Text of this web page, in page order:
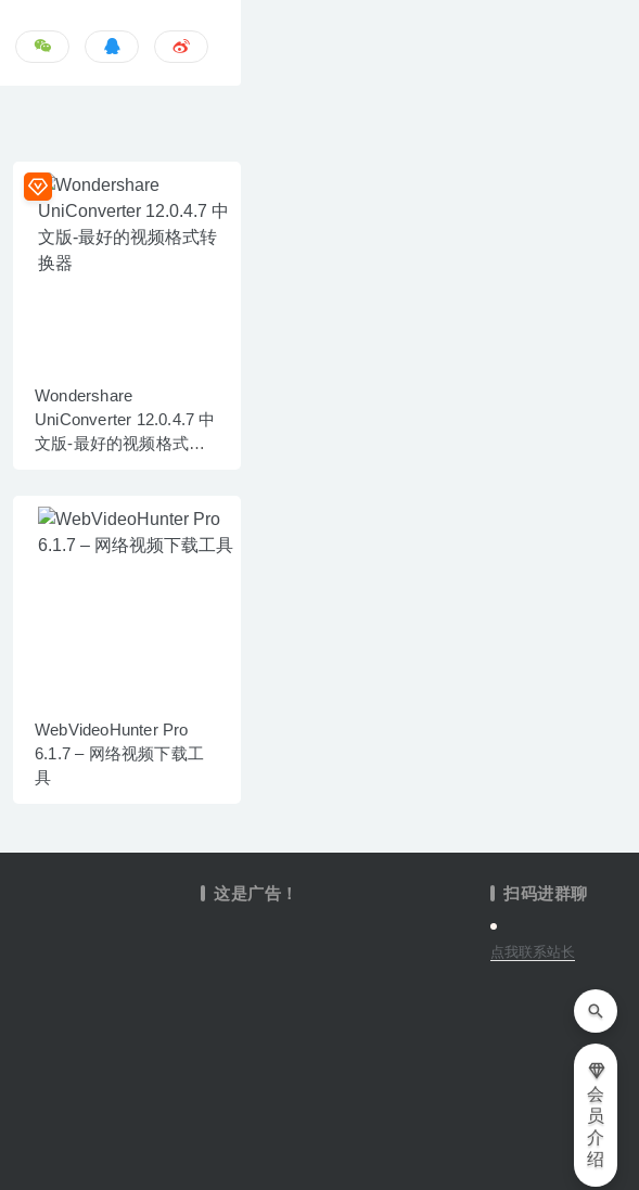
Wondershare
UniConverter 12.0.4.7 中
文版-最好的视频格式转
WebVideoHunter Pro
6.1.7 – 网络视频下载工
具
这是广告！ 扫码进群聊
点我联系站长
会
员
介
绍